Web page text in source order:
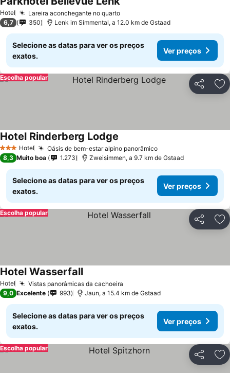
Hotel Lareira aconchegante no quartoVer preços
Ver preços
6,7 350 Lenk im Simmental, a 12.0 km de Gstaad
Selecione as datas para ver os preços
exatos.
Ver preços
Partilhar
Escolha popular
3 EstrelasHotel Oásis de bem-estar alpino panorâmicoVer preços
Hotel Rinderberg Lodge
8,3 Muito boa 1.273 Zweisimmen, a 9.7 km de Gstaad
Selecione as datas para ver os preços
exatos.
Ver preços
Partilhar
Escolha popular
Hotel Vistas panorâmicas da cachoeira
Hotel WasserfallVer preços
9,0 Excelente 993 Jaun, a 15.4 km de Gstaad
Selecione as datas para ver os preços
exatos.
Ver preços
Partilhar
Escolha popular